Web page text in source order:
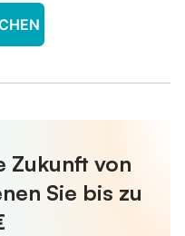
Zukunft von
Sie bis zu